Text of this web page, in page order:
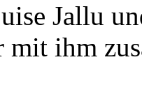
Jallu
mit ihm